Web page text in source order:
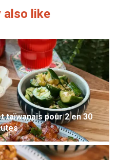
also like
taïwanais pour 2 en 30